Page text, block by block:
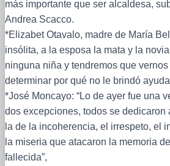
más importante que ser alcaldesa,
Andrea Scacco.
*Elizabet Otavalo, madre de María
insólita, a la esposa la mata y la
ninguna niña y tendremos que
determinar por qué no le brindó
*José Moncayo: “Lo de ayer fue una
dos excepciones, todos se dedicaron
la de la incoherencia, el irrespeto, el
la miseria que atacaron la memoria
fallecida”,